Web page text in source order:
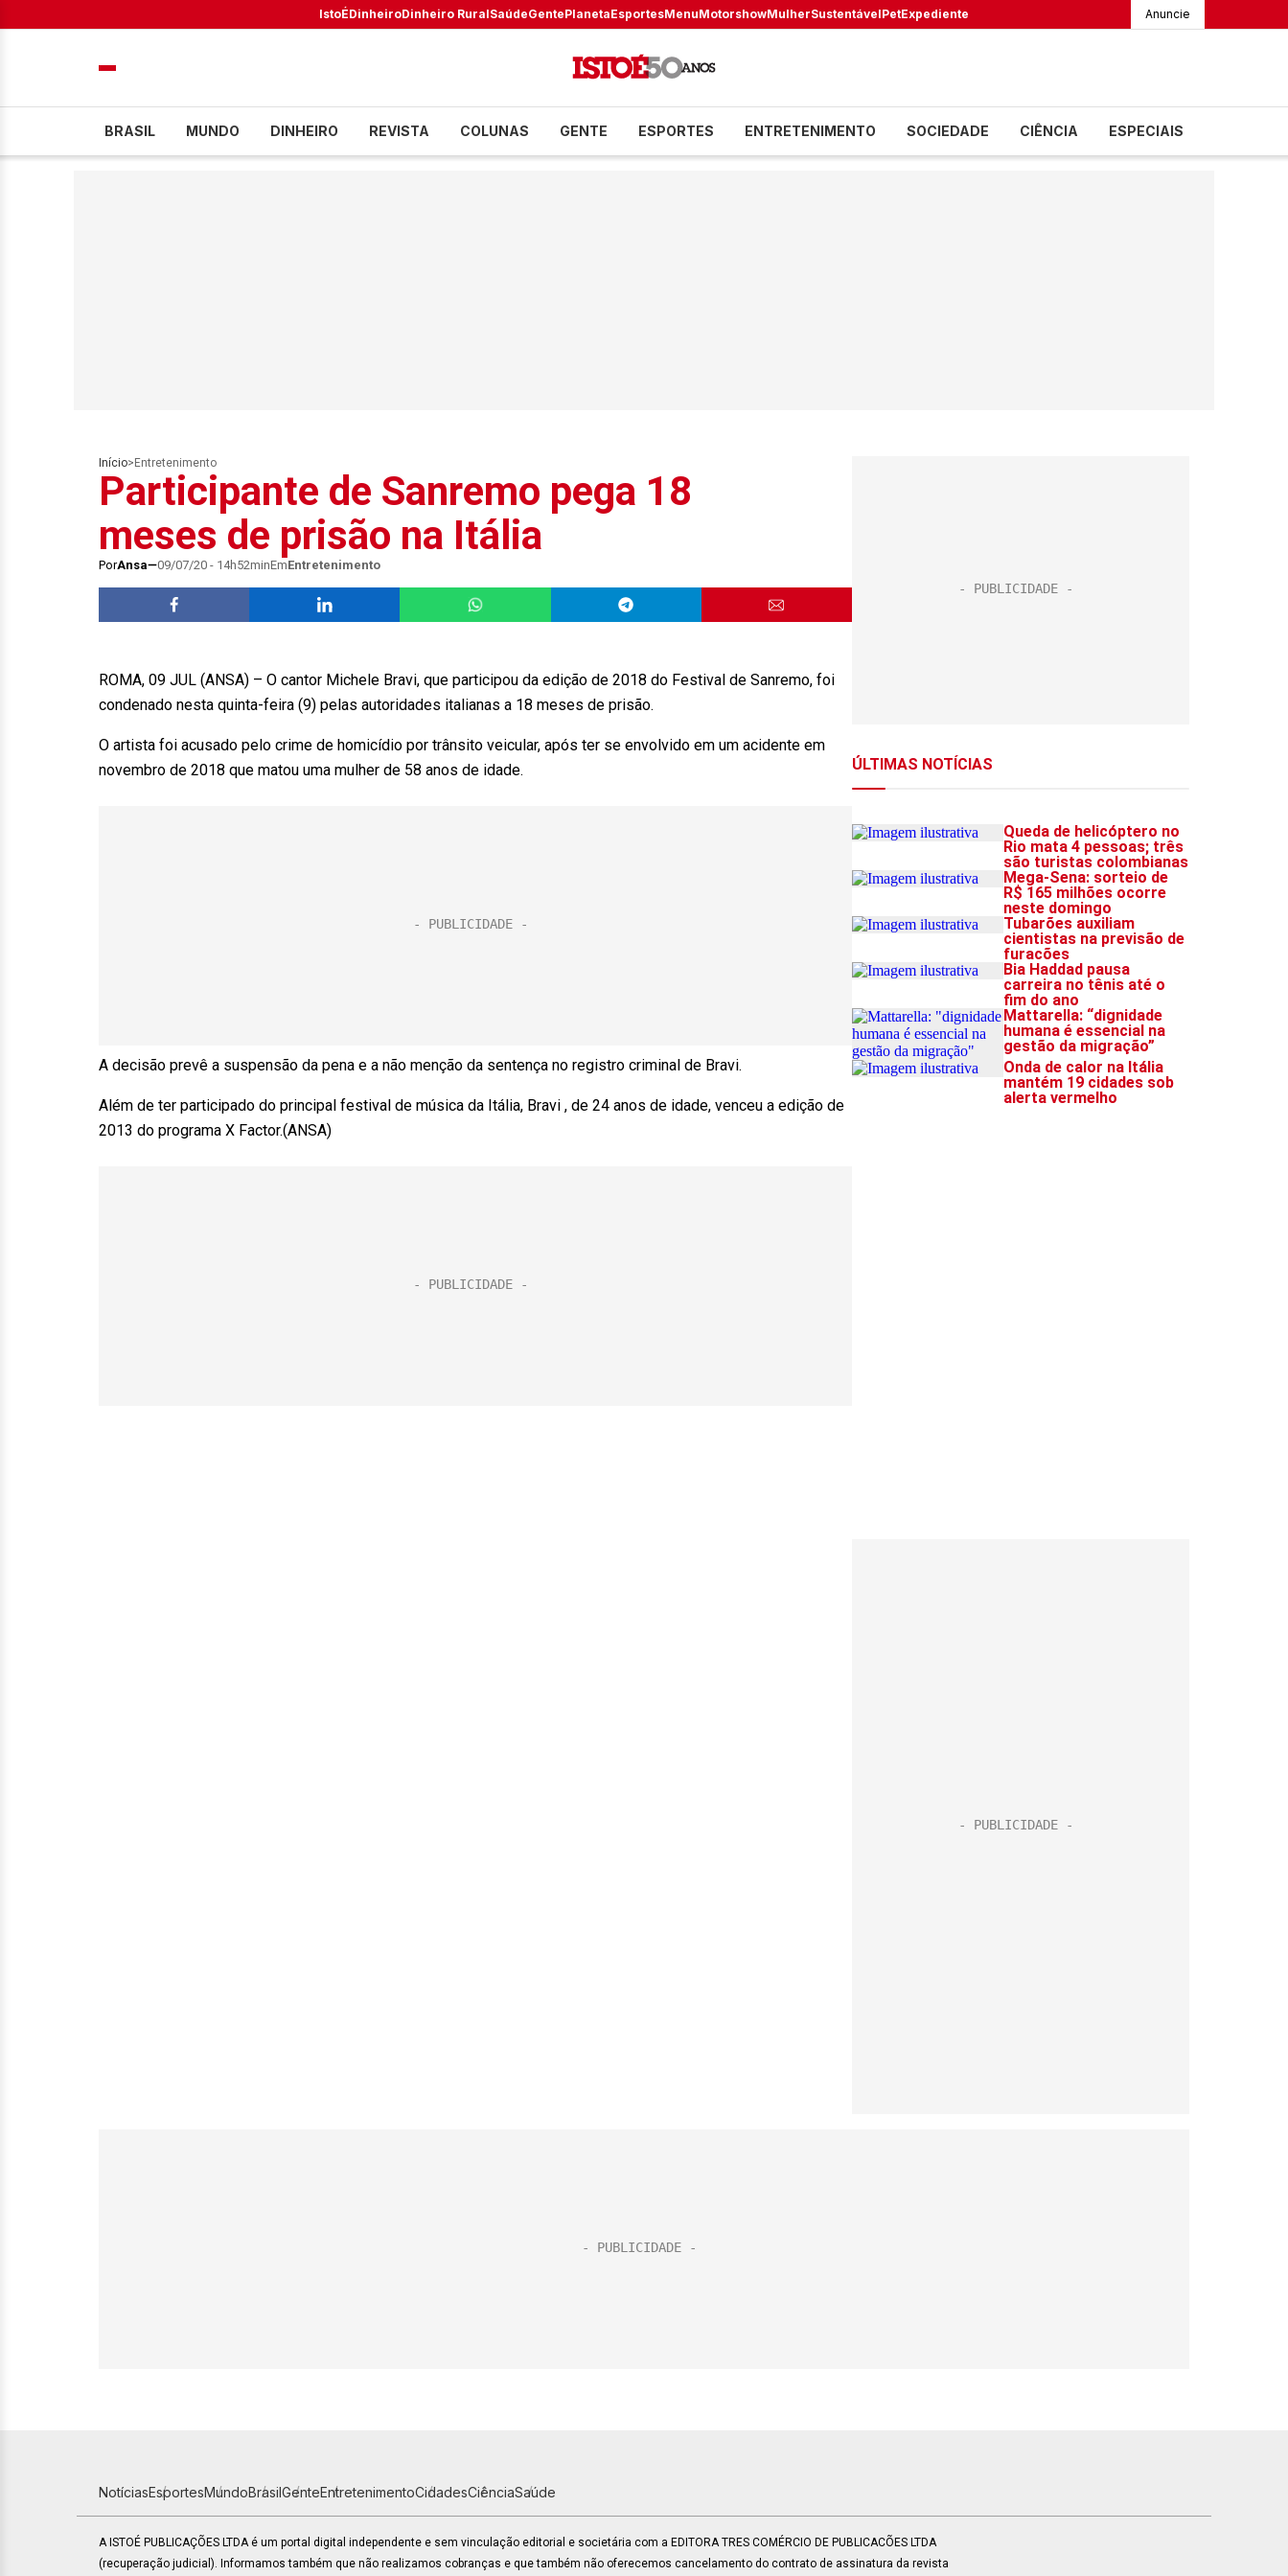
IstoÉDinheiroDinheiro RuralSaúdeGentePlanetaEsportesMenuMotorshowMulherSustentávelPetExpediente Anuncie
BRASIL MUNDO DINHEIRO REVISTA COLUNAS GENTE ESPORTES ENTRETENIMENTO SOCIEDADE CIÊNCIA ESPECIAIS
Início> Entretenimento
Participante de Sanremo pega 18
meses de prisão na Itália
PorAnsa 09/07/20 - 14h52minEmEntretenimento
ROMA, 09 JUL (ANSA) – O cantor Michele Bravi, que participou da edição de 2018 do Festival de Sanremo, foi
condenado nesta quinta-feira (9) pelas autoridades italianas a 18 meses de prisão.
O artista foi acusado pelo crime de homicídio por trânsito veicular, após ter se envolvido em um acidente em
novembro de 2018 que matou uma mulher de 58 anos de idade.
A decisão prevê a suspensão da pena e a não menção da sentença no registro criminal de Bravi.
Além de ter participado do principal festival de música da Itália, Bravi , de 24 anos de idade, venceu a edição de
2013 do programa X Factor.(ANSA)
NotíciasEsportesMundoBrasilGenteEntretenimentoCidadesCiênciaSaúde
A ISTOÉ PUBLICAÇÕES LTDA é um portal digital independente e sem vinculação editorial e societária com a EDITORA TRES COMÉRCIO DE PUBLICACÕES LTDA
(recuperação judicial). Informamos também que não realizamos cobranças e que também não oferecemos cancelamento do contrato de assinatura da revista